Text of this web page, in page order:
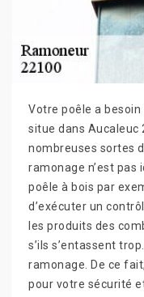
Votre poêle a besoin
situe dans Aucaleuc
nombreuses sortes
ramonage n’est pas
poêle à bois par
d’exécuter un
les produits des
s’ils s’entassent
ramonage. De ce
pour votre sécurité